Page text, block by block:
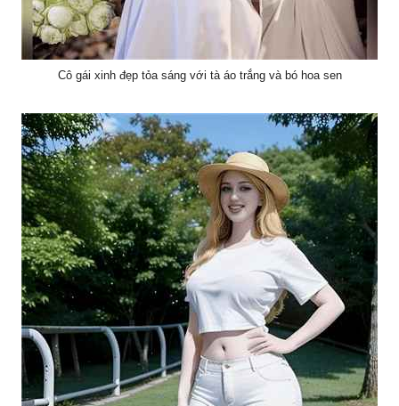
Cô gái xinh đẹp tỏa sáng với tà áo trắng và bó hoa sen